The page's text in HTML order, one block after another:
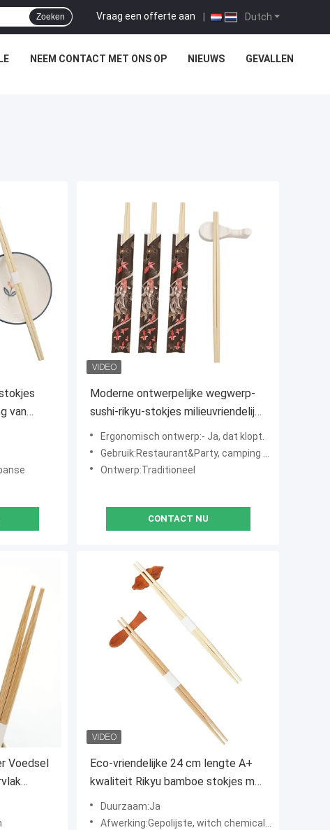
Dutch
Vraag een offerte aan |
Zoeken
NEEM CONTACT MET ONS OP NIEUWS GEVALLEN
van
Moderne ontwerpelijke wegwerp-
sushi-rikyu-stokjes milieuvriendelijk
met persoonlijk logo en
designverpakking
Ergonomisch ontwerp:- Ja, dat klopt.
Gebruik:Restaurant&Party, camping of hotel
Ontwerp:Traditioneel
CONTACT NU
Voedsel
Eco-vriendelijke 24 cm lengte A+
kwaliteit Rikyu bamboe stokjes met
aangepast logo
Duurzaam:Ja
Afwerking:Gepolijste, witch chemicaliën